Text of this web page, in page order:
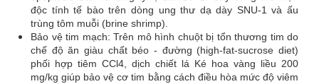
độc tính tế bào trên dòng ung thư dạ dày SNU-1 và ấu
trùng tôm muỗi (brine shrimp).
Bảo vệ tim mạch: Trên mô hình chuột bị tổn thương tim do
chế độ ăn giàu chất béo - đường (high-fat-sucrose diet)
phối hợp tiêm CCl4, dịch chiết lá Ké hoa vàng liều 200
mg/kg giúp bảo vệ cơ tim bằng cách điều hòa mức độ viêm